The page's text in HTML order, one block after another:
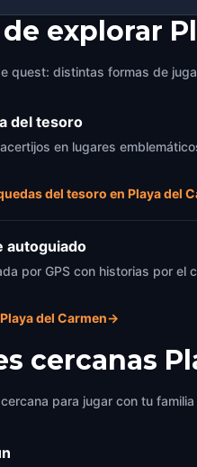
explorar
quest: distintas formas de
del tesoro
en lugares
del tesoro en Playa del
autoguiado
por GPS con historias por
del Carmen→
cercanas
para jugar con tu